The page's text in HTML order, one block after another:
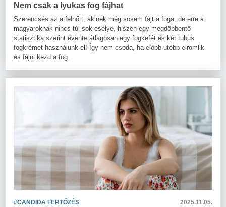
Nem csak a lyukas fog fájhat
Szerencsés az a felnőtt, akinek még sosem fájt a foga, de erre a
magyaroknak nincs túl sok esélye, hiszen egy megdöbbentő
statisztika szerint évente átlagosan egy fogkefét és két tubus
fogkrémet használunk el! Így nem csoda, ha előbb-utóbb elromlik
és fájni kezd a fog.
#CANDIDA FERTŐZÉS 2025.11.05.